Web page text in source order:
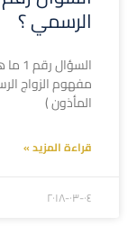
الرسمي ؟
مفهوم الزواج
المأذون )
قراءة المزيد »
۲۰۱۸-۰۳-۰٤